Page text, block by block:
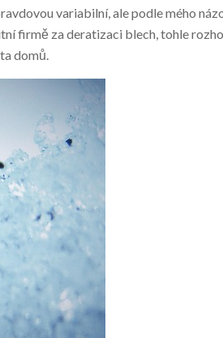
variabilní, ale podle mého
firmě za deratizaci blech, tohle
domů.